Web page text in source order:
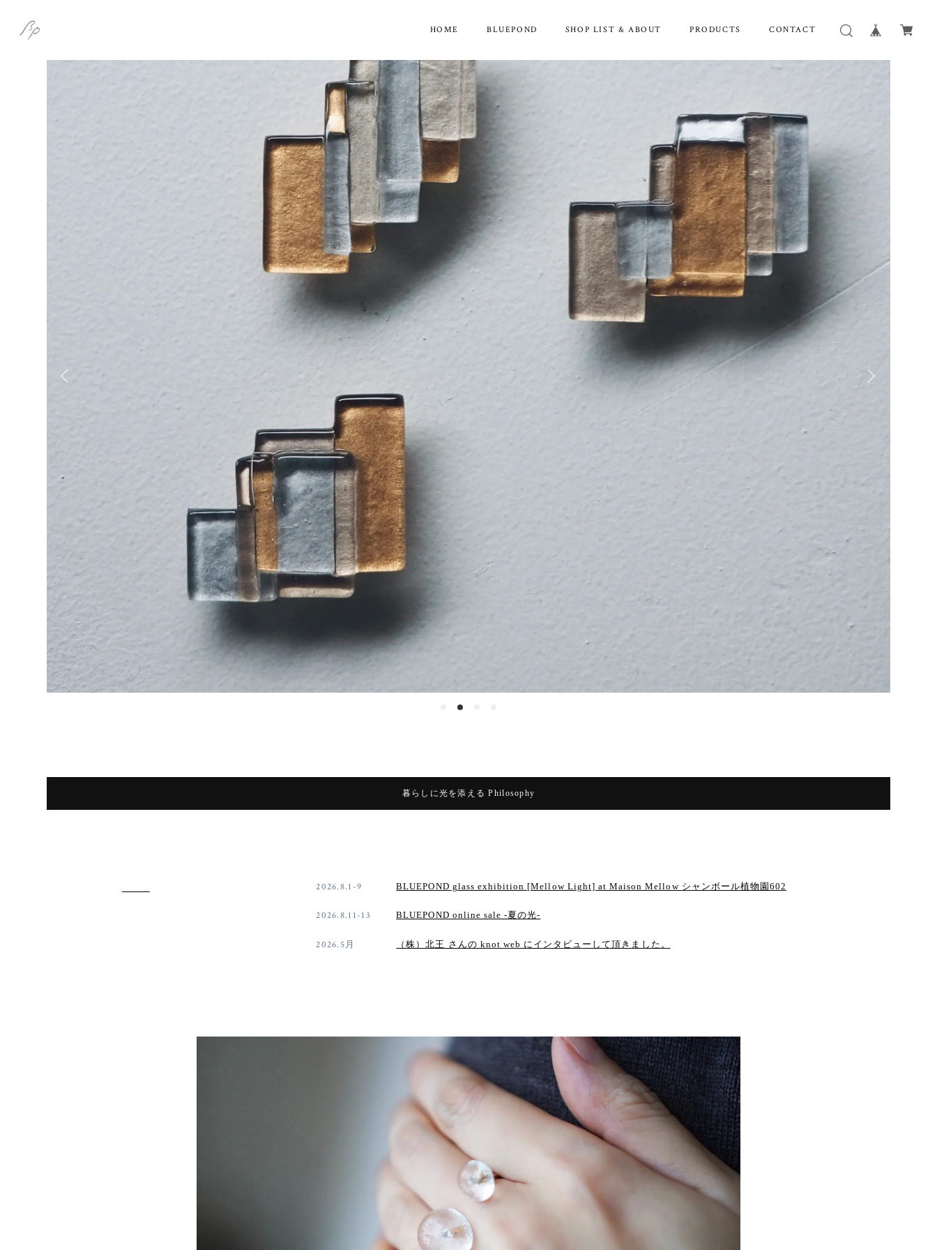
HOME BLUEPOND SHOP LIST & ABOUT PRODUCTS CONTACT
暮らしに光を添える Philosophy
2026.8.1-9 BLUEPOND glass exhibition [Mellow Light] at Maison Mellow シャンボール植物園602
2026.8.11-13 BLUEPOND online sale -夏の光-
2026.5月 （株）北王 さんの knot web にインタビューして頂きました。